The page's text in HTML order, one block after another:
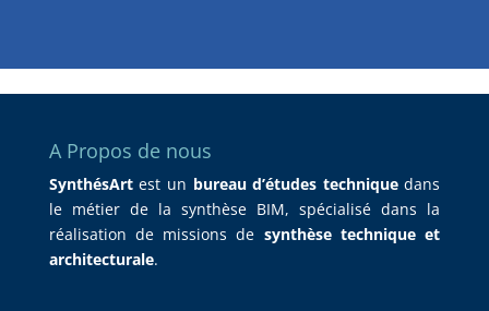
A Propos de nous
SynthésArtest un bureau d’études techniquedans
le métier de la synthèse BIM, spécialisé dans la
réalisation de missions de synthèse technique et
architecturale.